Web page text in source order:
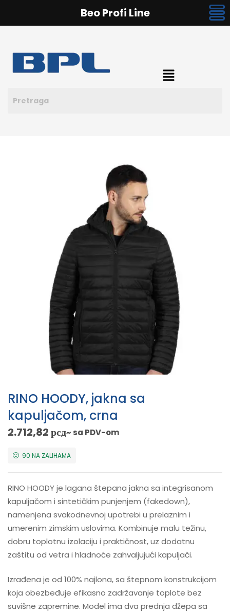
RINO HOODY, jakna sa
kapuljačom, crna
2.712,82рсд~ sa PDV-om
90 NA ZALIHAMA
RINO HOODY je lagana štepana jakna sa integrisanom
kapuljačom i sintetičkim punjenjem (fakedown),
namenjena svakodnevnoj upotrebi u prelaznim i
umerenim zimskim uslovima. Kombinuje malu težinu,
dobru toplotnu izolaciju i praktičnost, uz dodatnu
zaštitu od vetra i hladnoće zahvaljujući kapuljači.
Izrađena je od 100% najlona, sa štepnom konstrukcijom
koja obezbeđuje efikasno zadržavanje toplote bez
suvišne zapremine. Model ima dva prednja džepa sa
Beo Profi Line